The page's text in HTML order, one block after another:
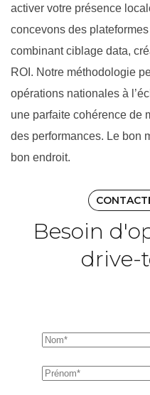
activer votre présence
concevons des
combinant ciblage data,
ROI. Notre méthodologie
opérations nationales à
une parfaite cohérence de
des performances. Le bon
bon endroit.
Besoin
drive-